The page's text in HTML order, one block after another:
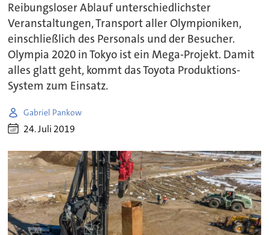
Reibungsloser Ablauf unterschiedlichster
Veranstaltungen, Transport aller Olympioniken,
einschließlich des Personals und der Besucher.
Olympia 2020 in Tokyo ist ein Mega-Projekt. Damit
alles glatt geht, kommt das Toyota Produktions-
System zum Einsatz.
Gabriel Pankow
24. Juli 2019